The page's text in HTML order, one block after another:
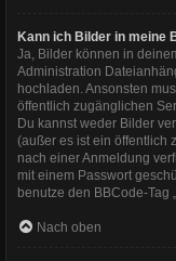
Kann ich Bilder in meine
Ja, Bilder können in
Administration
hochladen. Ansonsten
öffentlich zugänglichen
Du kannst weder Bilder
(außer es ist ein öffentlich
nach einer Anmeldung
mit einem Passwort
benutze den BBCode-Tag
Nach oben